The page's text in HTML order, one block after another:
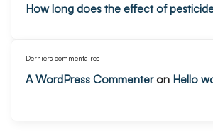
How long does the effect of
Derniers commentaires
A WordPress Commenteron Hello